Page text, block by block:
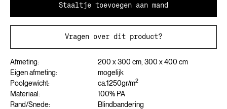
Staaltje toevoegen aan mand
Vragen over dit product?
Afmeting:
200 x 300 cm, 300 x 400 cm
Eigen afmeting:
mogelijk
Poolgewicht:
ca.1250gr/m2
Materiaal:
100% PA
Rand/Snede:
Blindbandering